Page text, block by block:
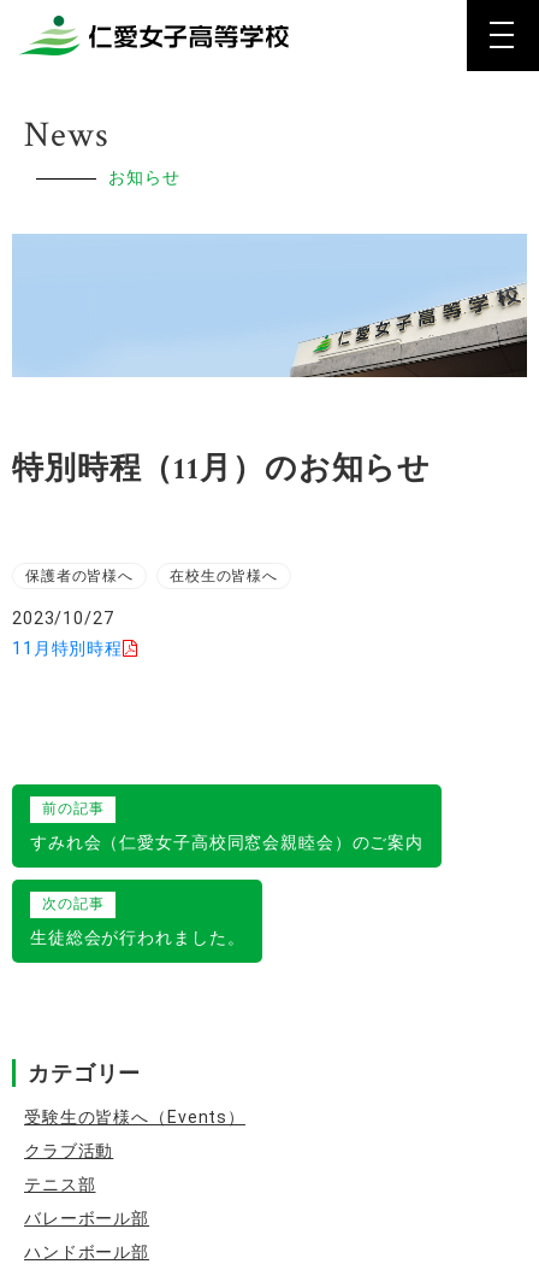
News
お知らせ
特別時程（11月）のお知らせ
保護者の皆様へ 在校生の皆様へ
2023/10/27
11月特別時程
投
稿
ナ
ビ
ゲ
ョ
ン
前の記事
すみれ会（仁愛女子高校同窓会親睦会）のご案内
次の記事
生徒総会が行われました。
カテゴリー
受験生の皆様へ（Events）
クラブ活動
テニス部
バレーボール部
ハンドボール部